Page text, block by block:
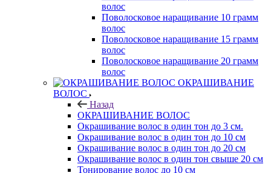
волос
Поволосковое наращивание 10 грамм
волос
Поволосковое наращивание 15 грамм
волос
Поволосковое наращивание 20 грамм
волос
ОКРАШИВАНИЕ
ВОЛОС
Назад
ОКРАШИВАНИЕ ВОЛОС
Окрашивание волос в один тон до 3 см.
Окрашивание волос в один тон до 10 см
Окрашивание волос в один тон до 20 см
Окрашивание волос в один тон свыше 20 см
Тонирование волос до 10 см